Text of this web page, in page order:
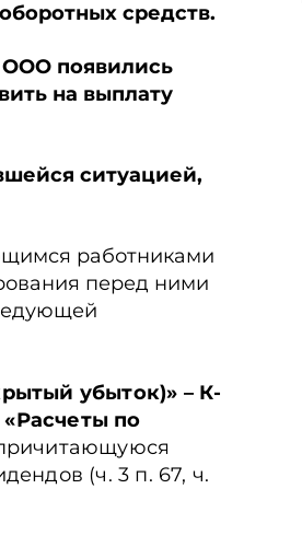
средств.
ООО появились
на выплату
ситуацией,
работниками
перед ними
убыток)» – К-
«Расчеты по
(ч. 3 п. 67, ч.